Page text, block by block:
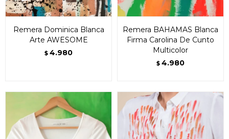
Remera Dominica Blanca
Arte AWESOME
$ 4.980
Remera BAHAMAS Blanca
Firma Carolina De Cunto
Multicolor
$ 4.980